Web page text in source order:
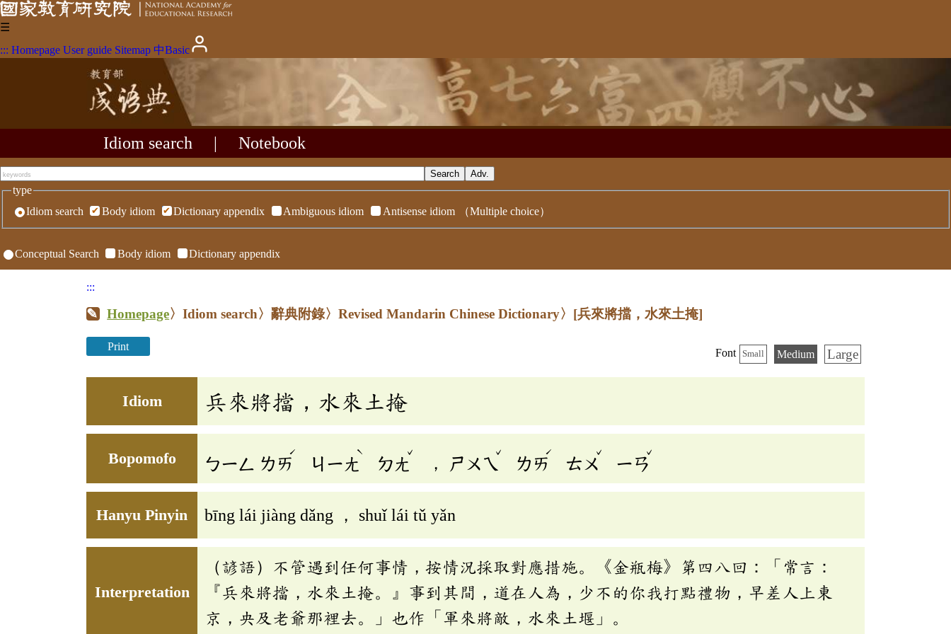
☰
::: Homepage User guide Sitemap 中Basic
Idiom search Notebook
type
Idiom search
Body idiom Dictionary appendix Ambiguous idiom Antisense idiom （Multiple choice）
Conceptual Search Body idiom Dictionary appendix
:::
Homepage〉Idiom search〉辭典附錄〉Revised Mandarin Chinese Dictionary〉 [兵來將擋，水來土掩]
Print
Font Small Medium Large
Idiom 兵來將擋，水來土掩
Bopomofo ㄅㄧㄥ ㄌㄞ
ˊ
ㄐㄧㄤ
ˋ
ㄉㄤ
ˇ
， ㄕㄨㄟ
ˇ
ㄌㄞ
ˊ
ㄊㄨ
ˇ
ㄧㄢ
ˇ
Hanyu Pinyin bīng lái jiàng dǎng ， shuǐ lái tǔ yǎn
Interpretation
（諺語）不管遇到任何事情，按情況採取對應措施。《金瓶梅》第四八回：「常言：
『兵來將擋，水來土掩。』事到其間，道在人為，少不的你我打點禮物，早差人上東
京，央及老爺那裡去。」也作「軍來將敵，水來土堰」。